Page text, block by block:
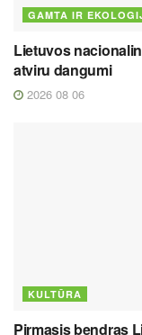
GAMTA IR
Lietuvos
atviru dangumi
2026 08 06
KULTŪRA
Pirmasis bendras